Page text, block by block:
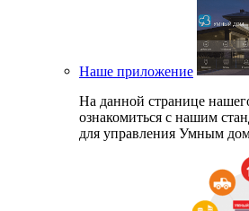
Наше приложение
На данной странице
ознакомиться с нашим
для управления Умным